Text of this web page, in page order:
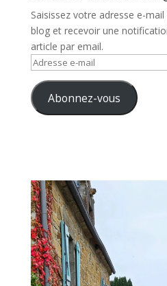
Saisissez votre adresse e-
blog et recevoir une
article par email.
Adresse
mail Abonnez-vous